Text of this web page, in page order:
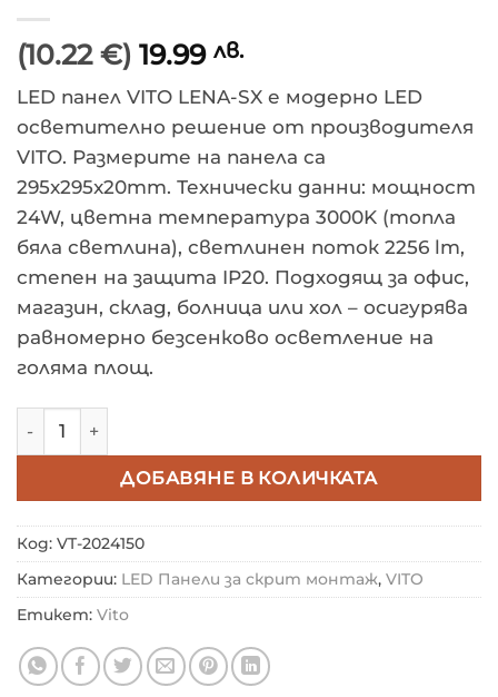
(10.22 €) 19.99 лв.
LED панел VITO LENA-SX е модерно LED
осветително решение от производителя
VITO. Размерите на панела са
295x295x20mm. Технически данни: мощност
24W, цветна температура 3000K (топла
бяла светлина), светлинен поток 2256 lm,
степен на защита IP20. Подходящ за офис,
магазин, склад, болница или хол – осигурява
равномерно безсенково осветление на
голяма площ.
количество за LED КВАДРАТЕН ТЪНЪК ПАНЕЛ ЗА
ДОБАВЯНЕ В КОЛИЧКАТА
Код: VT-2024150
Категории: LED Панели за скрит монтаж, VITO
Етикет: Vito